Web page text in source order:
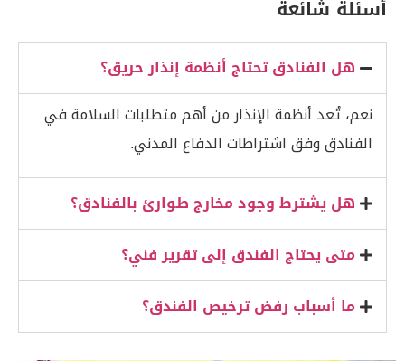
أسئلة شائعة
هل الفنادق تحتاج أنظمة إنذار حريق؟
نعم، تُعد أنظمة الإنذار من أهم متطلبات السلامة في
الفنادق وفق اشتراطات الدفاع المدني.
هل يشترط وجود مخارج طوارئ بالفنادق؟
متى يحتاج الفندق إلى تقرير فني؟
ما أسباب رفض ترخيص الفندق؟